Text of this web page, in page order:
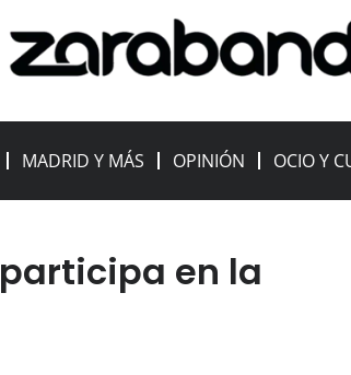
MADRID Y MÁS OPINIÓN OCIO Y
en la